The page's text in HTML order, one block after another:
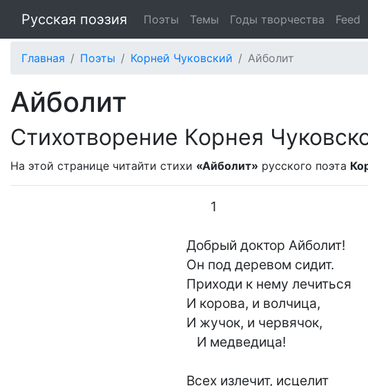
Русская поэзия Поэты Темы Годы творчества Feed
Главная Поэты Корней Чуковский Айболит
Айболит
Стихотворение Корнея
На этой странице читайти стихи «Айболит» русского поэта
Добрый доктор Айболит!
Он под деревом сидит.
Приходи к нему лечиться
И корова, и волчица,
И жучок, и червячок,
Всех излечит, исцелит